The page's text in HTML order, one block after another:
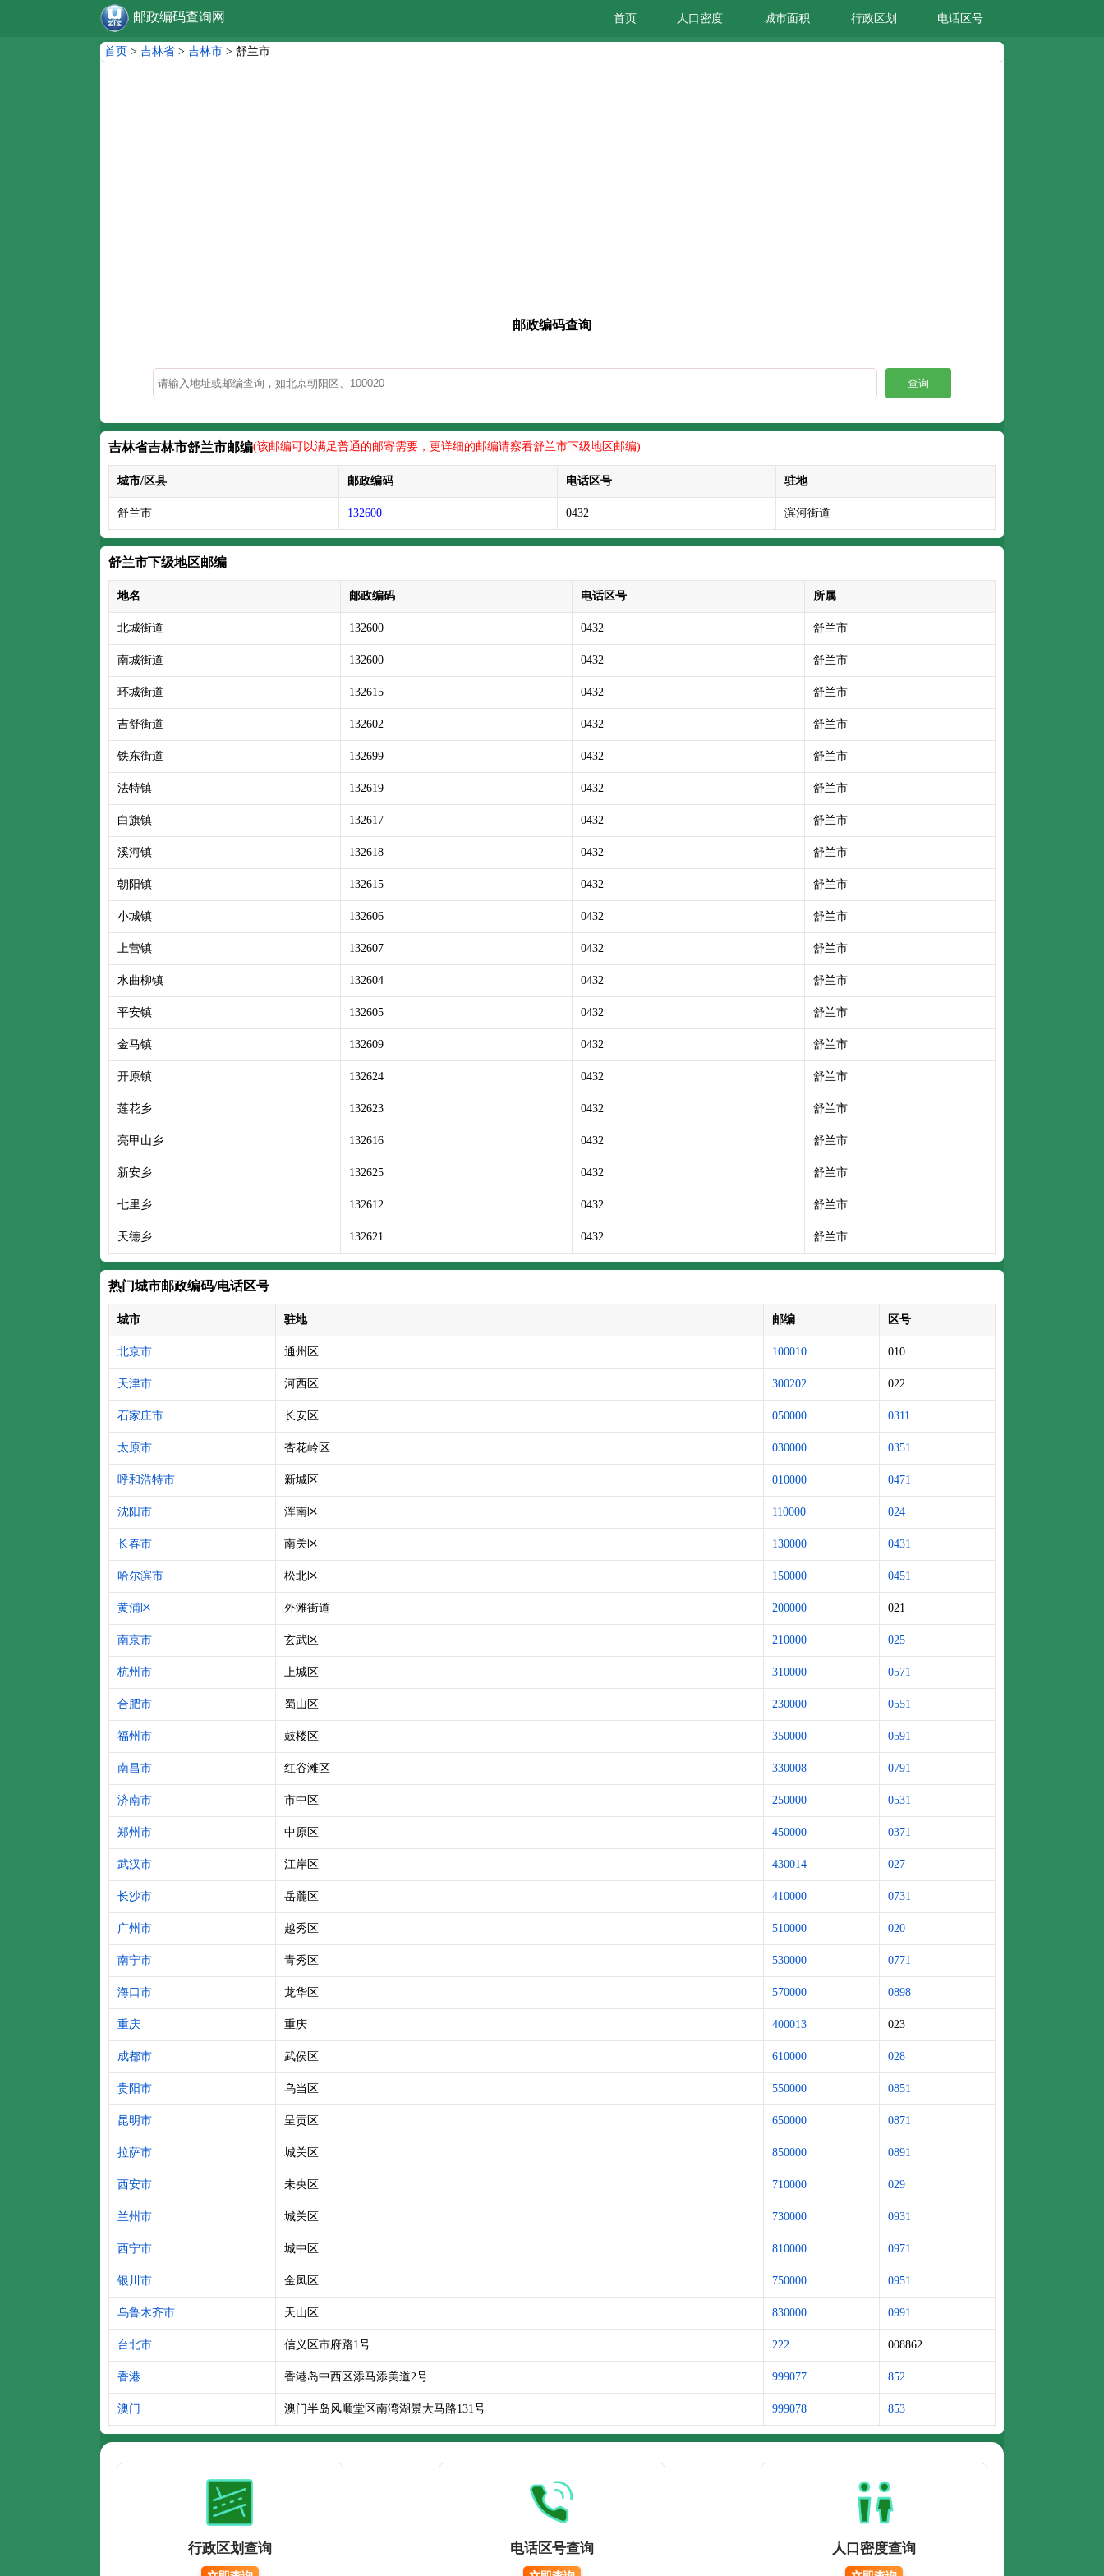
邮政编码查询网 首页 人口密度 城市面积 行政区划 电话区号
首页 > 吉林省 > 吉林市 > 舒兰市
邮政编码查询
查询
吉林省吉林市舒兰市邮编(该邮编可以满足普通的邮寄需要，更详细的邮编请察看舒兰市下级地区邮编)
城市/区县 邮政编码 电话区号 驻地
舒兰市 132600 0432 滨河街道
舒兰市下级地区邮编
地名 邮政编码 电话区号 所属
北城街道 132600 0432 舒兰市
南城街道 132600 0432 舒兰市
环城街道 132615 0432 舒兰市
吉舒街道 132602 0432 舒兰市
铁东街道 132699 0432 舒兰市
法特镇 132619 0432 舒兰市
白旗镇 132617 0432 舒兰市
溪河镇 132618 0432 舒兰市
朝阳镇 132615 0432 舒兰市
小城镇 132606 0432 舒兰市
上营镇 132607 0432 舒兰市
水曲柳镇 132604 0432 舒兰市
平安镇 132605 0432 舒兰市
金马镇 132609 0432 舒兰市
开原镇 132624 0432 舒兰市
莲花乡 132623 0432 舒兰市
亮甲山乡 132616 0432 舒兰市
新安乡 132625 0432 舒兰市
七里乡 132612 0432 舒兰市
天德乡 132621 0432 舒兰市
热门城市邮政编码/电话区号
城市 驻地 邮编 区号
北京市 通州区 100010 010
天津市 河西区 300202 022
石家庄市 长安区 050000 0311
太原市 杏花岭区 030000 0351
呼和浩特市 新城区 010000 0471
沈阳市 浑南区 110000 024
长春市 南关区 130000 0431
哈尔滨市 松北区 150000 0451
黄浦区 外滩街道 200000 021
南京市 玄武区 210000 025
杭州市 上城区 310000 0571
合肥市 蜀山区 230000 0551
福州市 鼓楼区 350000 0591
南昌市 红谷滩区 330008 0791
济南市 市中区 250000 0531
郑州市 中原区 450000 0371
武汉市 江岸区 430014 027
长沙市 岳麓区 410000 0731
广州市 越秀区 510000 020
南宁市 青秀区 530000 0771
海口市 龙华区 570000 0898
重庆 重庆 400013 023
成都市 武侯区 610000 028
贵阳市 乌当区 550000 0851
昆明市 呈贡区 650000 0871
拉萨市 城关区 850000 0891
西安市 未央区 710000 029
兰州市 城关区 730000 0931
西宁市 城中区 810000 0971
银川市 金凤区 750000 0951
乌鲁木齐市 天山区 830000 0991
台北市 信义区市府路1号 222 008862
香港 香港岛中西区添马添美道2号 999077 852
澳门 澳门半岛风顺堂区南湾湖景大马路131号 999078 853
行政区划查询 电话区号查询 人口密度查询